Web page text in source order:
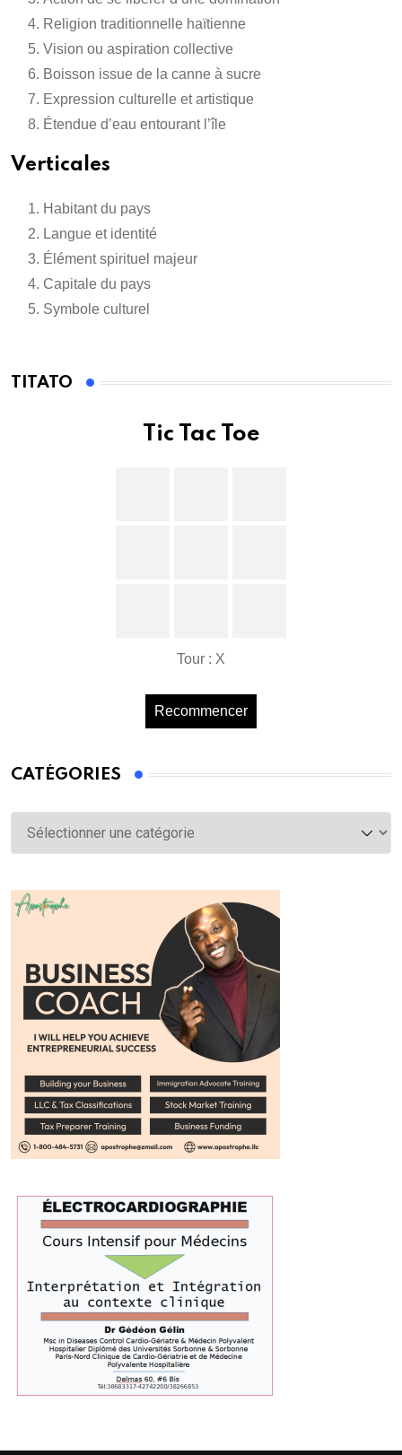
Religion traditionnelle haïtienne
Vision ou aspiration collective
Boisson issue de la canne à sucre
Expression culturelle et artistique
Étendue d’eau entourant l’île
Verticales
Habitant du pays
Langue et identité
Élément spirituel majeur
Capitale du pays
Symbole culturel
TITATO
Tic Tac Toe
Tour : X
Recommencer
CATÉGORIES
Catégories